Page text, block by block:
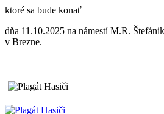
ktoré sa bude konať
dňa 11.10.2025 na námestí M.R.
v Brezne.